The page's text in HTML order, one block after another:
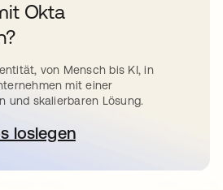
Okta
von Mensch bis KI, in
mit einer
und skalierbaren Lösung.
loslegen
in einer neuen